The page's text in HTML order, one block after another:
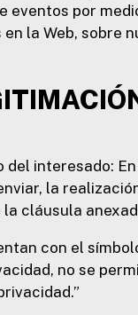
eventos por
en la Web,
interesado:
la
cláusula
con el
no se